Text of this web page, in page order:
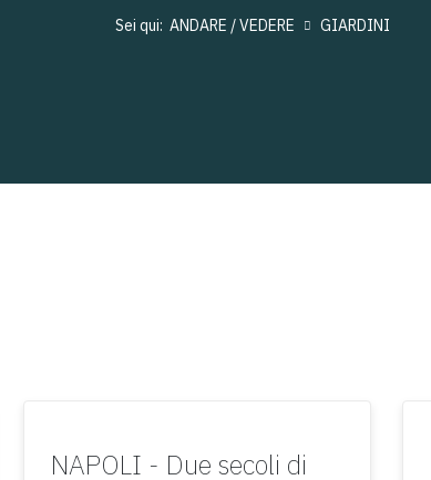
Sei qui: ANDARE / VEDERE GIARDINI
NAPOLI - Due secoli di